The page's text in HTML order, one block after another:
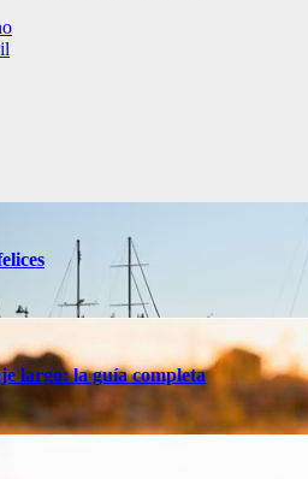
largo: la guía completa